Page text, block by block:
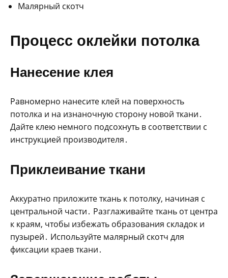
Малярный скотч
Процесс оклейки потолка
Нанесение клея
Равномерно нанесите клей на поверхность
потолка и на изнаночную сторону новой ткани․
Дайте клею немного подсохнуть в соответствии с
инструкцией производителя․
Приклеивание ткани
Аккуратно приложите ткань к потолку, начиная с
центральной части․ Разглаживайте ткань от центра
к краям, чтобы избежать образования складок и
пузырей․ Используйте малярный скотч для
фиксации краев ткани․